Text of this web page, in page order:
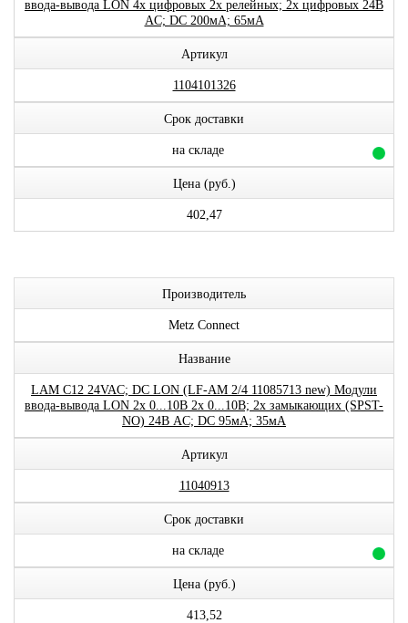
ввода-вывода LON 4x цифровых 2x релейных; 2x цифровых 24В
AC; DC 200мА; 65мА
Артикул
1104101326
Срок доставки
на складе
Цена (руб.)
402,47
Производитель
Metz Connect
Название
LAM C12 24VAC; DC LON (LF-AM 2/4 11085713 new) Модули
ввода-вывода LON 2x 0...10В 2x 0...10В; 2x замыкающих (SPST-
NO) 24В AC; DC 95мА; 35мА
Артикул
11040913
Срок доставки
на складе
Цена (руб.)
413,52